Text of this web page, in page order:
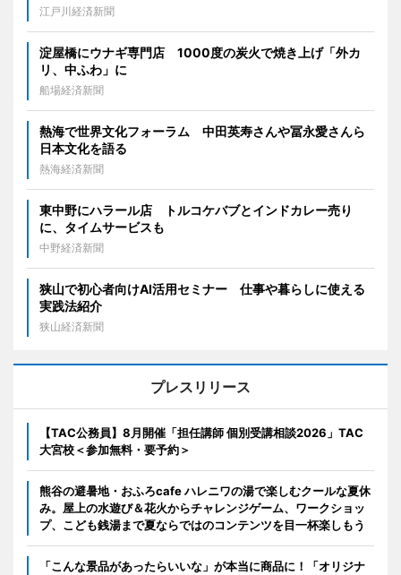
江戸川経済新聞
淀屋橋にウナギ専門店 1000度の炭火で焼き上げ「外カ
リ、中ふわ」に
船場経済新聞
熱海で世界文化フォーラム 中田英寿さんや冨永愛さんら
日本文化を語る
熱海経済新聞
東中野にハラール店 トルコケバブとインドカレー売り
に、タイムサービスも
中野経済新聞
狭山で初心者向けAI活用セミナー 仕事や暮らしに使える
実践法紹介
狭山経済新聞
プレスリリース
【TAC公務員】8月開催「担任講師 個別受講相談2026」TAC
大宮校＜参加無料・要予約＞
熊谷の避暑地・おふろcafe ハレニワの湯で楽しむクールな夏休
み。屋上の水遊び＆花火からチャレンジゲーム、ワークショッ
プ、こども銭湯まで夏ならではのコンテンツを目一杯楽しもう
「こんな景品があったらいいな」が本当に商品に！「オリジナ